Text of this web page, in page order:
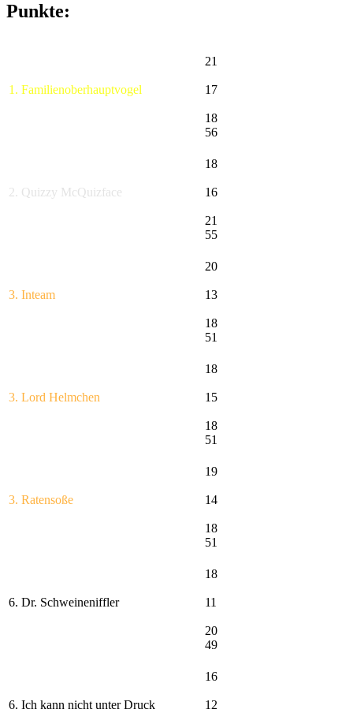
Punkte:
1. Familienoberhauptvogel
21
17
18
56
2. Quizzy McQuizface
18
16
21
55
3. Inteam
20
13
18
51
3. Lord Helmchen
18
15
18
51
3. Ratensoße
19
14
18
51
6. Dr. Schweineniffler
18
11
20
49
6. Ich kann nicht unter Druck
16
12